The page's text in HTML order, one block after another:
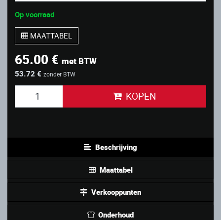
Op voorraad
MAATTABEL
65.00 € met BTW
53.72 € zonder BTW
KOPEN
Beschrijving
Maattabel
Verkooppunten
Onderhoud